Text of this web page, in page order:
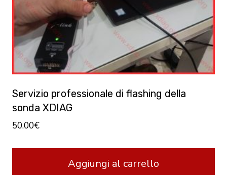
Servizio professionale di flashing della
sonda XDIAG
50.00€
Aggiungi al carrello